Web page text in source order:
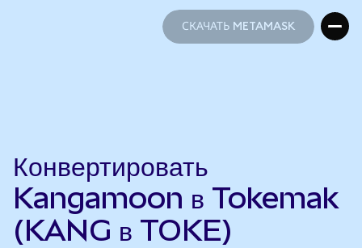
СКАЧАТЬ METAMASK
Конвертировать
Kangamoon в Tokemak
(KANG в TOKE)